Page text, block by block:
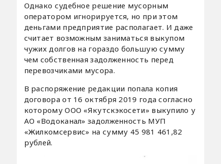
Однако судебное решение мусорным
оператором игнорируется, но при этом
деньгами предприятие располагает. И даже
считает возможным заниматься выкупом
чужих долгов на гораздо большую сумму
чем собственная задолженность перед
перевозчиками мусора.
В распоряжение редакции попала копия
договора от 16 октября 2019 года согласно
которому ООО «Якутскэкосети» выкупило у
АО «Водоканал» задолженность МУП
«Жилкомсервис» на сумму 45 981 461,82
рублей.